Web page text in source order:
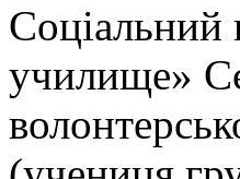
Соціальний
училище»